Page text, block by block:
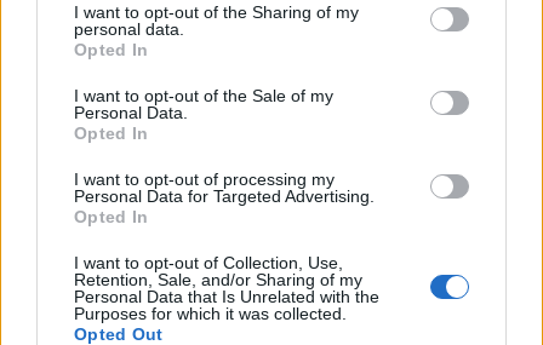
not limited to your visit or usage behaviour. You may click to
grant or deny consent to Google and its third-party tags to
use your data for below specified purposes in below Google
consent section.
I want to opt-out of the Sharing of my
personal data.
Opted In
I want to opt-out of the Sale of my
Personal Data.
Opted In
I want to opt-out of processing my
Personal Data for Targeted Advertising.
Opted In
I want to opt-out of Collection, Use,
Retention, Sale, and/or Sharing of my
Personal Data that Is Unrelated with the
Purposes for which it was collected.
Opted Out
One και το ρωσικό «θηρίο» Il-96 πλάι-πλάι
Η συνύπαρξη αυτών των δύο αεροπορικών «θηρίων» στον ίδιο
διάδρομο, ειδικά σε αμερικανικό στρατιωτικό έδαφος, αποτελεί
εικόνα-ντοκουμέντο για τους αεροφωτογράφους και τους
λάτρεις της αεροπορίας.
16.08.2025 00:06
Σουλτογιάννης